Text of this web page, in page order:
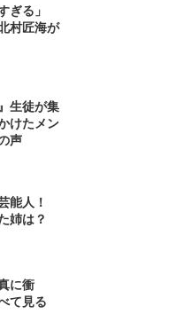
ぎる」
村匠海が
生徒が集
けたメン
声
能人！
姉は？
に衝
て見る